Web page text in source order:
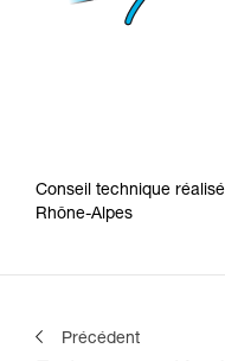
Conseil technique
Rhône-Alpes
Précédent